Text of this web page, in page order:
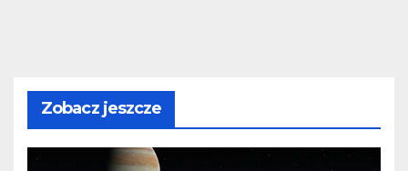
Zobacz jeszcze